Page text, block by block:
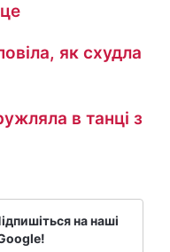
як схудла
в танці з
на наші